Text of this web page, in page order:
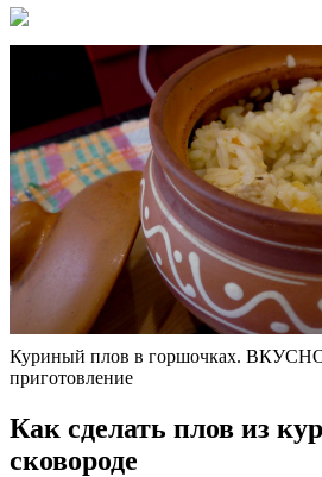
Куриный плов в горшочках.
приготовление
Как сделать плов из
сковороде